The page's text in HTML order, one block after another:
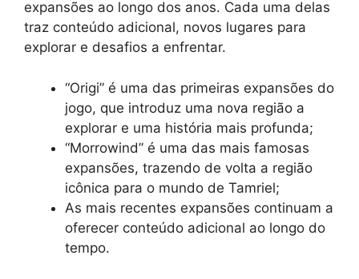
expansões ao longo dos anos. Cada uma delas
traz conteúdo adicional, novos lugares para
explorar e desafios a enfrentar.
“Origi” é uma das primeiras expansões do
jogo, que introduz uma nova região a
explorar e uma história mais profunda;
“Morrowind” é uma das mais famosas
expansões, trazendo de volta a região
icônica para o mundo de Tamriel;
As mais recentes expansões continuam a
oferecer conteúdo adicional ao longo do
tempo.